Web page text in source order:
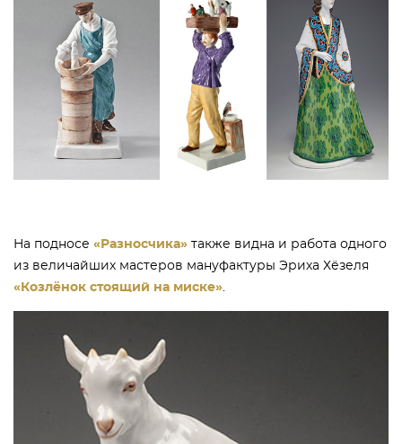
На подносе «Разносчика» также видна и работа одного
из величайших мастеров мануфактуры Эриха Хёзеля
«Козлёнок стоящий на миске»